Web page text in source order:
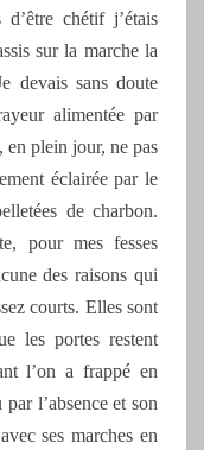
d’être chétif j’étais
sur la marche la
devais sans doute
alimentée par
en plein jour, ne pas
éclairée par le
de charbon.
pour mes fesses
des raisons qui
courts. Elles sont
les portes restent
l’on a frappé en
l’absence et son
ses marches en